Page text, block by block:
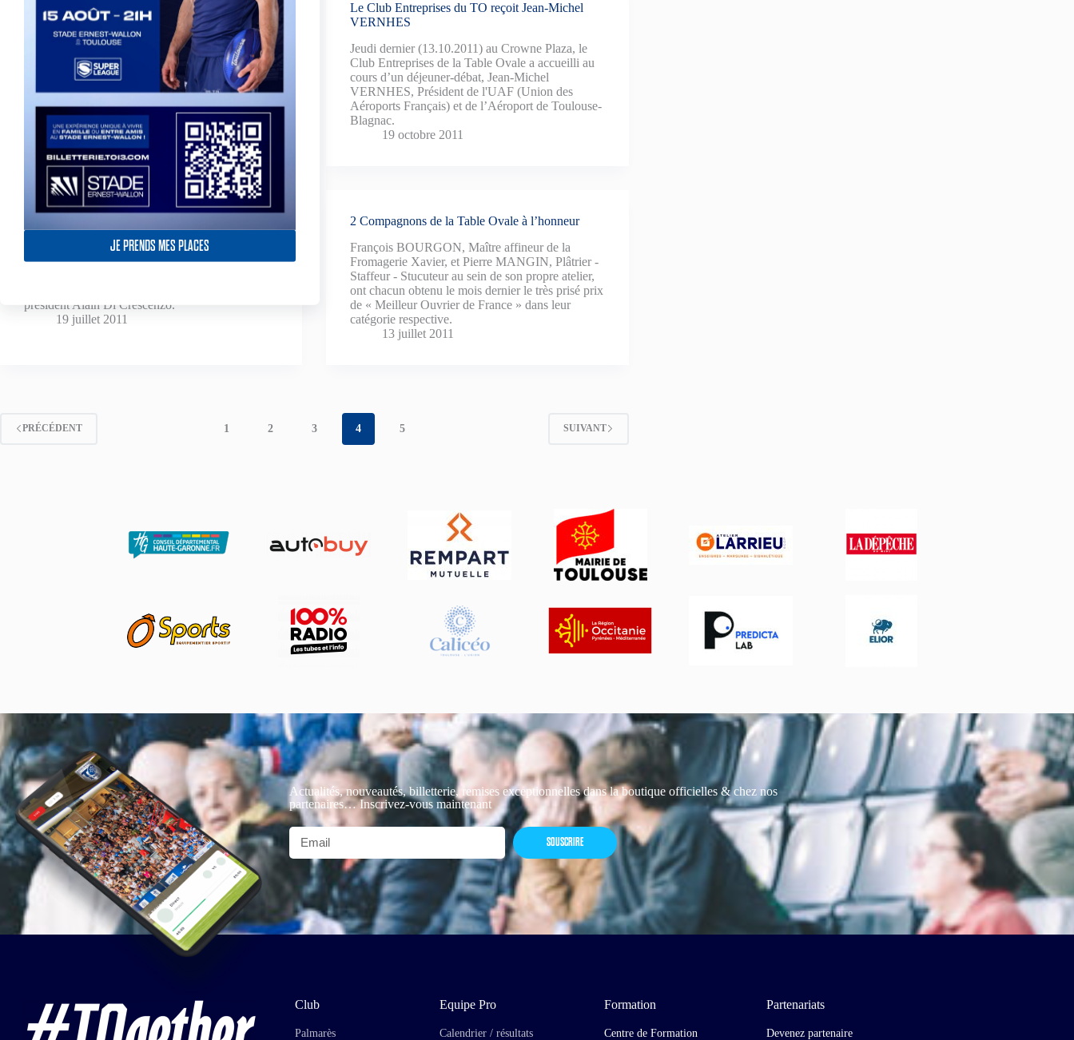
JE PRENDS MES PLACES
Lumière sur TOXIII !
Ce fut sportif !
2 décembre 2011
Le Club Entreprises du TO reçoit Jean-Michel
VERNHES
Jeudi dernier (13.10.2011) au Crowne Plaza, le
Club Entreprises de la Table Ovale a accueilli au
cours d’un déjeuner-débat, Jean-Michel
VERNHES, Président de l'UAF (Union des
Aéroports Français) et de l’Aéroport de Toulouse-
Blagnac.
19 octobre 2011
Le mardi 12 juillet dernier, la Table Ovale a été
invitée à la réunion des Clubs Entreprises et
président Alain Di Crescenzo.
19 juillet 2011
2 Compagnons de la Table Ovale à l’honneur
François BOURGON, Maître affineur de la
Fromagerie Xavier, et Pierre MANGIN, Plâtrier -
Staffeur - Stucuteur au sein de son propre atelier,
ont chacun obtenu le mois dernier le très prisé prix
de « Meilleur Ouvrier de France » dans leur
catégorie respective.
13 juillet 2011
PRÉCÉDENT 1 2 3 4 5 SUIVANT
Actualités, nouveautés, billetterie, remises exceptionnelles dans la boutique officielles & chez nos
partenaires… Inscrivez-vous maintenant
SOUSCRIRE
Club
Palmarès
Equipe Pro
Calendrier / résultats
Formation
Centre de Formation
Partenariats
Devenez partenaire